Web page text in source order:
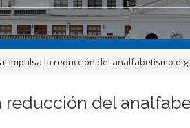
impulsa la reducción del analfabetismo
reducción del